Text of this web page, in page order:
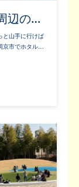
辺の…
と山手に行けば
京市でホタル…